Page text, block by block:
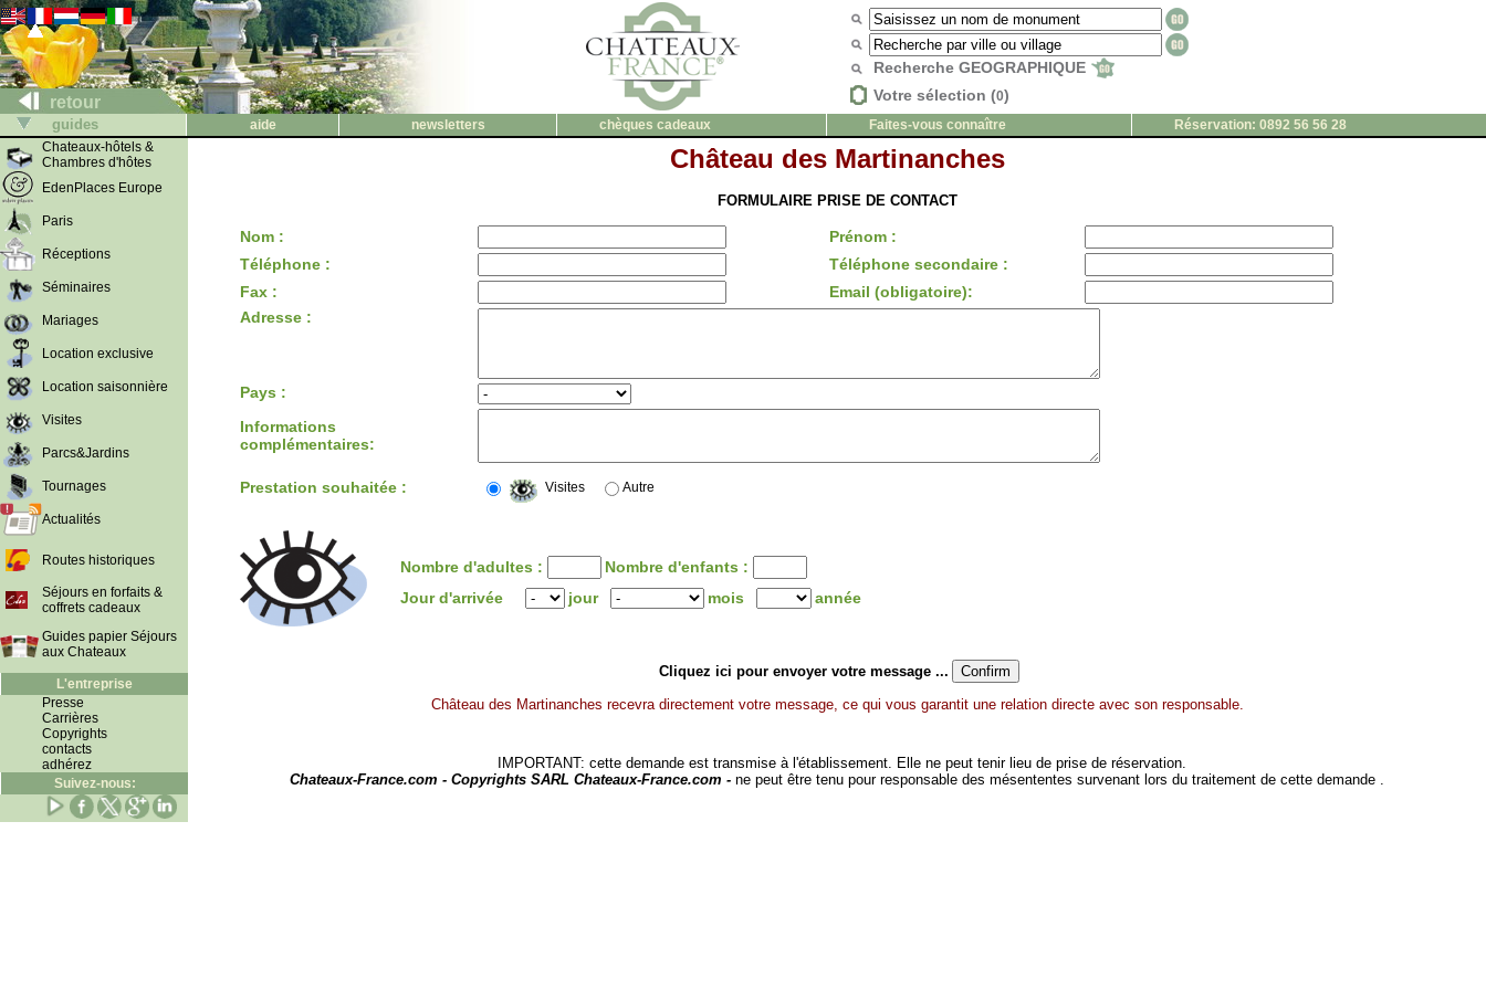
retour
Recherche GEOGRAPHIQUE
Votre sélection (0)
guides aide newsletters chèques cadeaux Faites-vous connaître
Réservation: 0892 56 56 28
Chateaux-hôtels &
Chambres d'hôtes
EdenPlaces Europe
Paris
Réceptions
Séminaires
Mariages
Location exclusive
Location saisonnière
Visites
Parcs&Jardins
Tournages
Actualités
Routes historiques
Séjours en forfaits &
coffrets cadeaux
Guides papier Séjours
aux Chateaux
L'entreprise
Presse
Carrières
Copyrights
contacts
adhérez
Suivez-nous:
Château des Martinanches
FORMULAIRE PRISE DE CONTACT
Nom :
Prénom :
Téléphone :
Téléphone secondaire :
Fax :
Email (obligatoire):
Adresse :
Pays :
Informations
complémentaires:
Prestation souhaitée : Visites Autre
Nombre d'adultes :
Nombre d'enfants :
Jour d'arrivée
jour mois année
Cliquez ici pour envoyer votre message ...
Château des Martinanches recevra directement votre message, ce qui vous garantit une relation directe avec son responsable.
IMPORTANT: cette demande est transmise à l'établissement. Elle ne peut tenir lieu de prise de réservation.
Chateaux-France.com - Copyrights SARL Chateaux-France.com - ne peut être tenu pour responsable des mésententes survenant lors du traitement de cette demande .